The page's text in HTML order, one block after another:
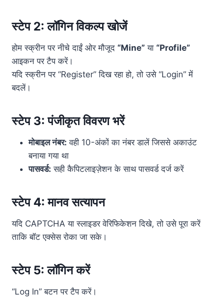
स्टेप 2: लॉगिन विकल्प खोजें
होम स्क्रीन पर नीचे दाईं ओर मौजूद “Mine” या “Profile”
आइकन पर टैप करें।
यदि स्क्रीन पर “Register” दिख रहा हो, तो उसे “Login” में
बदलें।
स्टेप 3: पंजीकृत विवरण भरें
मोबाइल नंबर: वही 10-अंकों का नंबर डालें जिससे अकाउंट
बनाया गया था
पासवर्ड: सही कैपिटलाइज़ेशन के साथ पासवर्ड दर्ज करें
स्टेप 4: मानव सत्यापन
यदि CAPTCHA या स्लाइडर वेरिफिकेशन दिखे, तो उसे पूरा करें
ताकि बॉट एक्सेस रोका जा सके।
स्टेप 5: लॉगिन करें
“Log In” बटन पर टैप करें।